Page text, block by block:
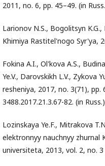
2011, no. 6, pp. 45–49. (in
Larionov N.S., Bogolitsyn
Khimiya Rastitel'nogo Syr'ya,
Fokina A.I., Ol'kova A.S.,
Ye.V., Darovskikh L.V., Zykova
resheniya, 2017, no. 3(71), pp.
3488.2017.21.3.67-82. (in
Lozinskaya Ye.F., Mitrakova
elektronnyy nauchnyy zhurnal
universiteta, 2013, vol. 2, no. 3